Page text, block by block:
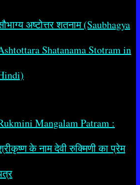
अष्टोत्तर शतनाम (Saubhagya
Shatanama Stotram in
Mangalam Patram :
के नाम देवी रुक्मिणी का प्रेम